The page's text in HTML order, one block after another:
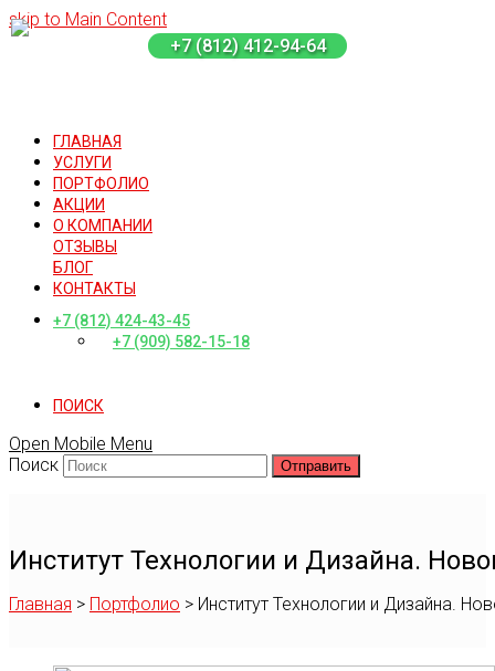
+7 (812) 412-94-64
skip to Main Content
ГЛАВНАЯ
УСЛУГИ
ПОРТФОЛИО
АКЦИИ
О КОМПАНИИ
ОТЗЫВЫ
БЛОГ
КОНТАКТЫ
+7 (812) 424-43-45
+7 (909) 582-15-18
ПОИСК
Open Mobile Menu
Поиск
Отправить
Институт Технологии и Дизайна.
Главная > Портфолио > Институт Технологии и Дизайна.